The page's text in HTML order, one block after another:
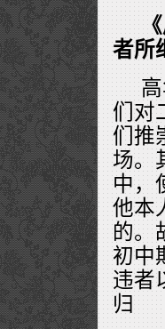
者所
们对
们推
场。
中，
他本
的。
初中
违者
归